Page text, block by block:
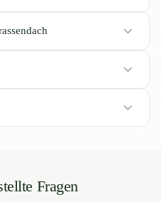
Fragen